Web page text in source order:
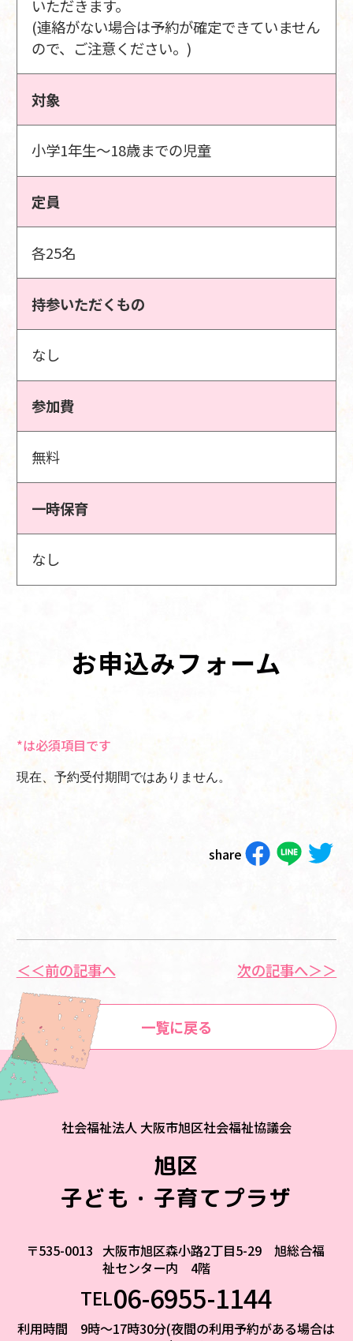
いただきます。
(連絡がない場合は予約が確定できていません
ので、ご注意ください。)
対象
小学1年生～18歳までの児童
定員
各25名
持参いただくもの
なし
参加費
無料
一時保育
なし
お申込みフォーム
*は必須項目です
現在、予約受付期間ではありません。
share
＜＜前の記事へ
一覧に戻る
次の記事へ＞＞
社会福祉法人 大阪市旭区社会福祉協議会
旭区
子ども・子育てプラザ
〒535-0013 大阪市旭区森小路2丁目5-29 旭総合福
祉センター内 4階
TEL06-6955-1144
利用時間 9時～17時30分(夜間の利用予約がある場合は